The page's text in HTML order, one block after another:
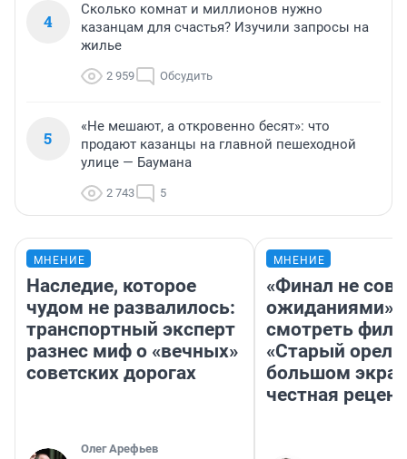
4
Сколько комнат и миллионов нужно
казанцам для счастья? Изучили запросы на
жилье
2 959 Обсудить
5
«Не мешают, а откровенно бесят»: что
продают казанцы на главной пешеходной
улице — Баумана
2 743 5
МНЕНИЕ
Наследие, которое
чудом не развалилось:
транспортный эксперт
разнес миф о «вечных»
советских дорогах
Олег Арефьев
МНЕНИЕ
«Финал не
ожиданиями»:
смотреть
«Старый орел»
большом
честная